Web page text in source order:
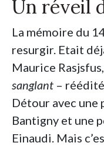
Un réveil
La mémoire du
resurgir. Etait
Maurice Rasjsfus,
sanglant –
Détour avec une
Bantigny et une
Einaudi. Mais